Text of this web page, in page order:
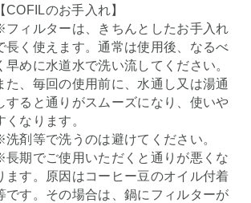
【COFILのお手入れ】
フィルターは、きちんとしたお手入れ
長く使えます。通常は使用後、なるべ
早めに水道水で洗い流してください。
た、毎回の使用前に、水通し又は湯通
すると通りがスムーズになり、使いや
くなります。
洗剤等で洗うのは避けてください。
長期でご使用いただくと通りが悪くな
ます。原因はコーヒー豆のオイル付着
です。その場合は、鍋にフィルターが